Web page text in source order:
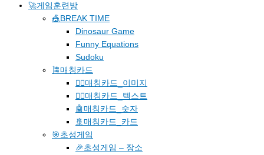
🚀게임훈련방
🎪BREAK TIME
Dinosaur Game
Funny Equations
Sudoku
🎏매칭카드
🐱‍🚀매칭카드_이미지
🐱‍👓매칭카드_텍스트
🤖매칭카드_숫자
🚢매칭카드_카드
🎯초성게임
🎉초성게임 – 장소